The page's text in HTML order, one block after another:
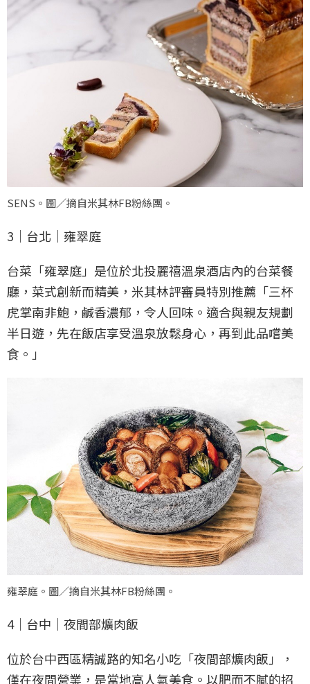
SENS。圖／摘自米其林FB粉絲團。
3｜台北｜雍翠庭
台菜「雍翠庭」是位於北投麗禧溫泉酒店內的台菜餐
廳，菜式創新而精美，米其林評審員特別推薦「三杯
虎掌南非鮑，鹹香濃郁，令人回味。適合與親友規劃
半日遊，先在飯店享受溫泉放鬆身心，再到此品嚐美
食。」
雍翠庭。圖／摘自米其林FB粉絲團。
4｜台中｜夜間部爌肉飯
位於台中西區精誠路的知名小吃「夜間部爌肉飯」，
僅在夜間營業，是當地高人氣美食。以肥而不膩的招